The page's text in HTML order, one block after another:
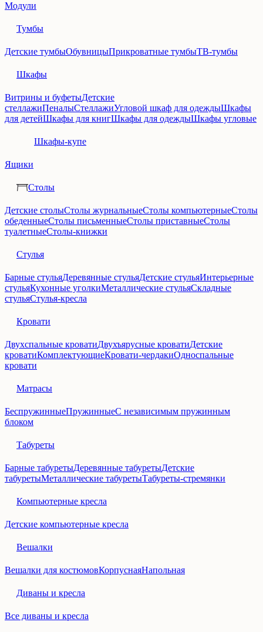
Модули
Тумбы
Детские тумбыОбувницыПрикроватные тумбыТВ-тумбы
Шкафы
Витрины и буфетыДетские
стеллажиПеналыСтеллажиУгловой шкаф для одеждыШкафы
для детейШкафы для книгШкафы для одеждыШкафы угловые
Шкафы-купе
Ящики
Столы
Детские столыСтолы журнальныеСтолы компьютерныеСтолы
обеденныеСтолы письменныеСтолы приставныеСтолы
туалетныеСтолы-книжки
Стулья
Барные стульяДеревянные стульяДетские стульяИнтерьерные
стульяКухонные уголкиМеталлические стульяСкладные
стульяСтулья-кресла
Кровати
Двухспальные кроватиДвухъярусные кроватиДетские
кроватиКомплектующиеКровати-чердакиОдноспальные
кровати
Матрасы
БеспружинныеПружинныеС независимым пружинным
блоком
Табуреты
Барные табуретыДеревянные табуретыДетские
табуретыМеталлические табуретыТабуреты-стремянки
Компьютерные кресла
Детские компьютерные кресла
Вешалки
Вешалки для костюмовКорпуснаяНапольная
Диваны и кресла
Все диваны и кресла